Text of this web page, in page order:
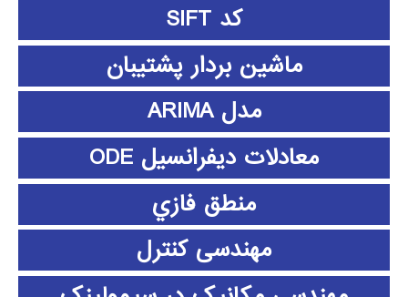
کد SIFT
ماشین بردار پشتیبان
مدل ARIMA
معادلات دیفرانسیل ODE
منطق فازي
مهندسی کنترل